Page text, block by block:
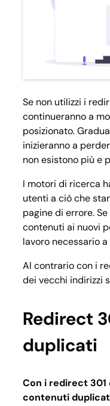
Se non utilizzi i
continueranno a
posizionato.
inizieranno a
non esistono più e
I motori di ricerca
utenti a ciò che
pagine di errore.
contenuti ai nuovi
lavoro necessario
Al contrario con i
dei vecchi indirizzi
Redirect
duplicati
Con i redirect
contenuti